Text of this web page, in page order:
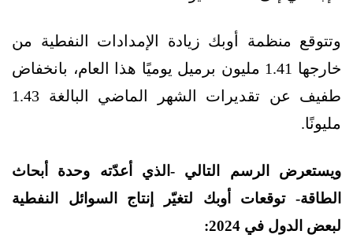
وتتوقع منظمة أوبك زيادة الإمدادات النفطية من
خارجها 1.41 مليون برميل يوميًا هذا العام، بانخفاض
طفيف عن تقديرات الشهر الماضي البالغة 1.43
مليونًا.
ويستعرض الرسم التالي -الذي أعدّته وحدة أبحاث
الطاقة- توقعات أوبك لتغيّر إنتاج السوائل النفطية
لبعض الدول في 2024
: